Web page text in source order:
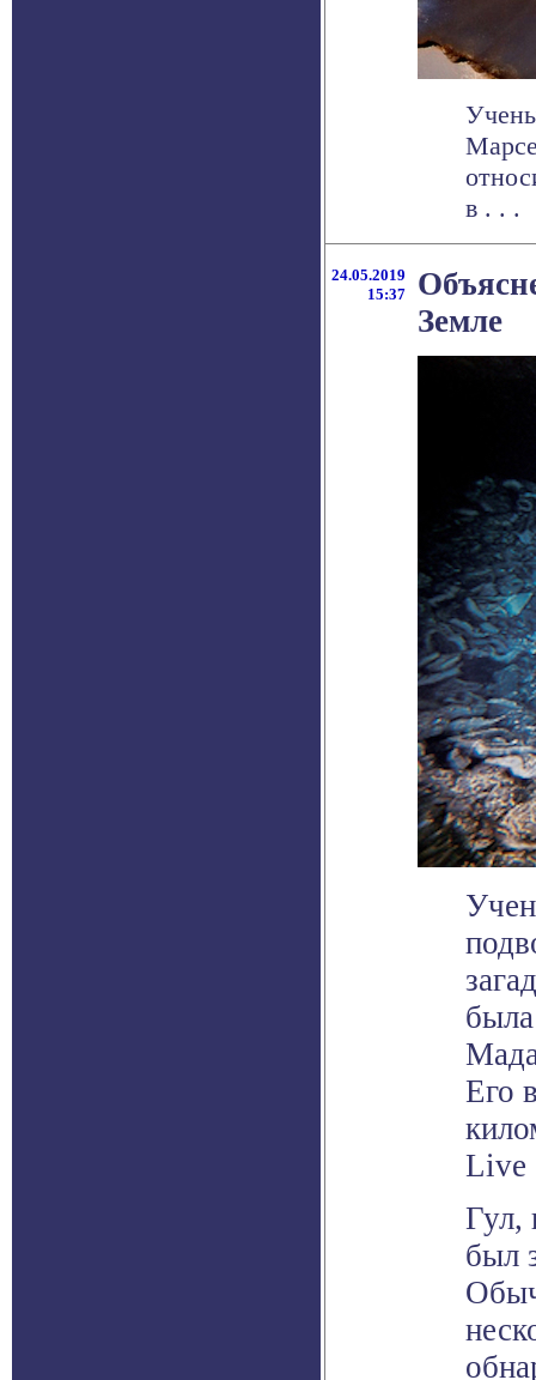
в . . .
24.05.2019
15:37
Земле
Его
Live
Гул,
был